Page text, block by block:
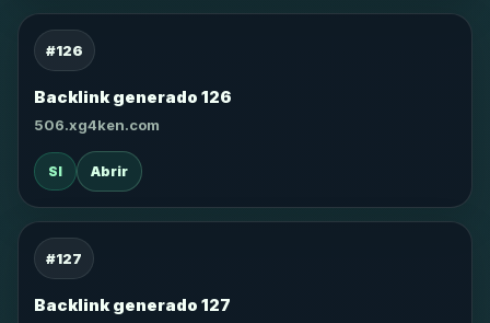
#126
Backlink generado 126
506.xg4ken.com
SI Abrir
#127
Backlink generado 127